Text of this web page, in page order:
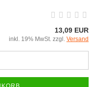
13,09 EUR
inkl. 19% MwSt. zzgl. Versand